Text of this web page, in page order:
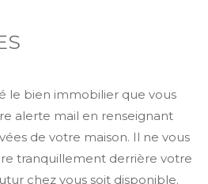
le bien immobilier que vous
alerte mail en renseignant
de votre maison. Il ne vous
tranquillement derrière votre
chez vous soit disponible.